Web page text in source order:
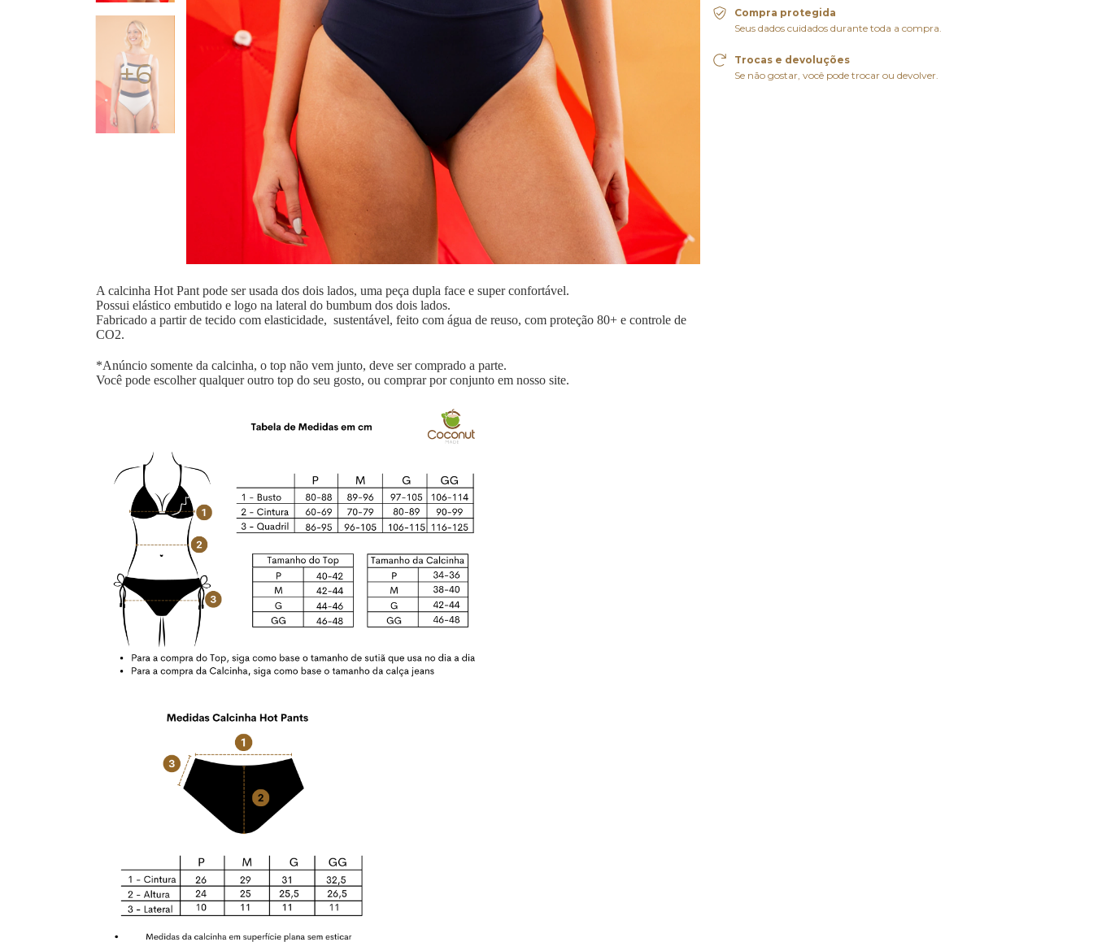
+6
A calcinha Hot Pant pode ser usada dos dois lados, uma peça dupla face e super confortável.
Possui elástico embutido e logo na lateral do bumbum dos dois lados.
Fabricado a partir de tecido com elasticidade, sustentável, feito com água de reuso, com proteção 80+ e controle de
CO2.
*Anúncio somente da calcinha, o top não vem junto, deve ser comprado a parte.
Você pode escolher qualquer outro top do seu gosto, ou comprar por conjunto em nosso site.
Compra protegida
Seus dados cuidados durante toda a compra.
Trocas e devoluções
Se não gostar, você pode trocar ou devolver.